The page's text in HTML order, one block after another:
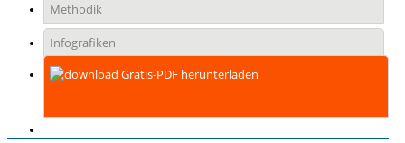
Methodik
Infografiken
Gratis-PDF herunterladen